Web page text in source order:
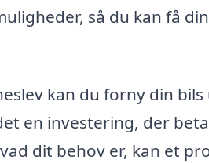
så du kan få
kan du forny din
en investering, der
dit behov er, kan et